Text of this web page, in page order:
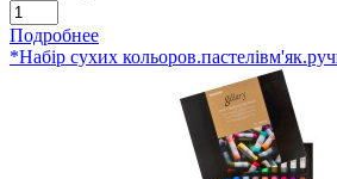
Подробнее
*Набір сухих